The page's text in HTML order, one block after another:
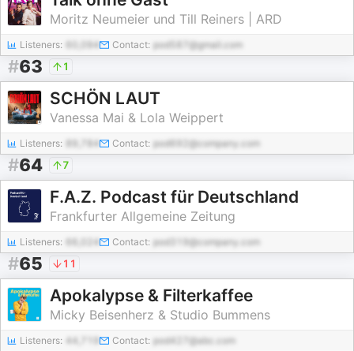
Moritz Neumeier und Till Reiners | ARD
Listeners: 60,094 Contact: pod587@gmail.com
#63 1
SCHÖN LAUT
Vanessa Mai & Lola Weippert
Listeners: 89,784 Contact: pod692@company.com
#64 7
F.A.Z. Podcast für Deutschland
Frankfurter Allgemeine Zeitung
Listeners: Contact: pod319@company.com
#65 11
Apokalypse & Filterkaffee
Micky Beisenherz & Studio Bummens
Listeners: 44,719 Contact: pod427@abc.com